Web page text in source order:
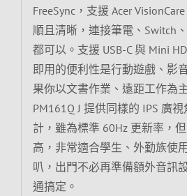
FreeSync，支援 Acer
順且清晰，連接筆電、Switch
都可以。支援 USB-C 與 Mini
即用的便利性是行動遊戲、影
果你以文書作業、遠距工作為
PM161Q J 提供同樣的 IPS 廣
計，雖為標準 60Hz 更新率，
高，非常適合學生、外勤族使
叭，出門不必再準備額外音訊
通搞定。